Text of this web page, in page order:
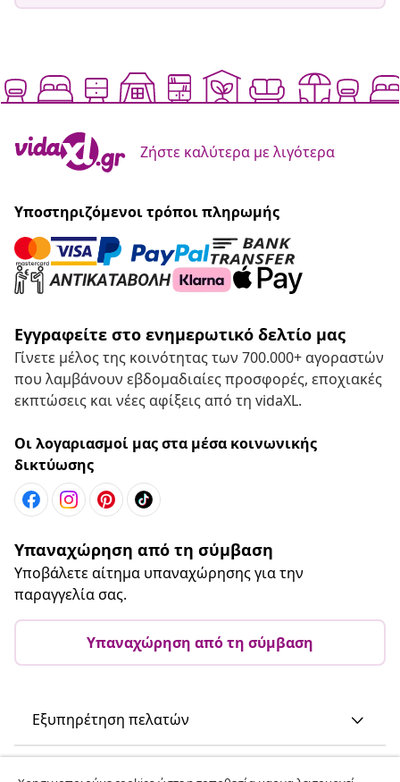
Ζήστε καλύτερα με λιγότερα
Υποστηριζόμενοι τρόποι πληρωμής
Εγγραφείτε στο ενημερωτικό δελτίο μας
Γίνετε μέλος της κοινότητας των 700.000+ αγοραστών
που λαμβάνουν εβδομαδιαίες προσφορές, εποχιακές
εκπτώσεις και νέες αφίξεις από τη vidaXL.
Οι λογαριασμοί μας στα μέσα κοινωνικής
δικτύωσης
Υπαναχώρηση από τη σύμβαση
Υποβάλετε αίτημα υπαναχώρησης για την
παραγγελία σας.
Υπαναχώρηση από τη σύμβαση
Εξυπηρέτηση πελατών